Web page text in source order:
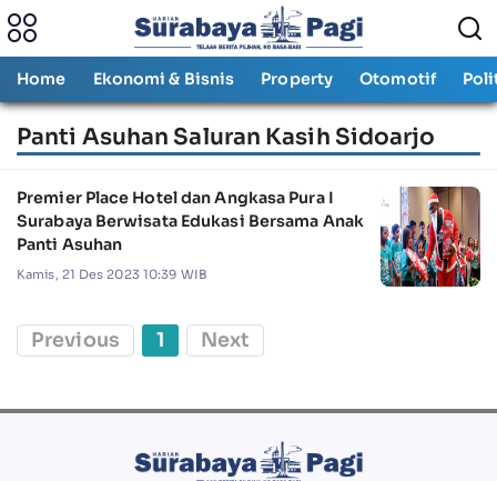
Home Ekonomi & Bisnis Property Otomotif
Panti Asuhan Saluran Kasih Sidoarjo
Premier Place Hotel dan Angkasa Pura I
Surabaya Berwisata Edukasi Bersama Anak
Panti Asuhan
Kamis, 21 Des 2023 10:39 WIB
Previous 1 Next